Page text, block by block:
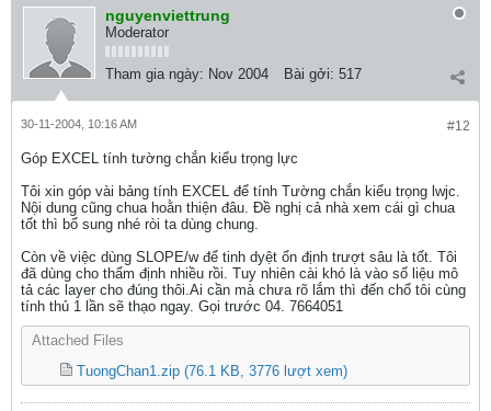
nguyenviettrung
Moderator
Tham gia ngày: Nov 2004 Bài gởi: 517
#12
30-11-2004, 10:16 AM
Góp EXCEL tính tường chắn kiểu trọng lực
Tôi xin góp vài bảng tính EXCEL để tính Tường chắn kiểu trọng lwjc.
Nội dung cũng chua hoằn thiện đâu. Đề nghị cả nhà xem cái gì chua
tốt thì bổ sung nhé ròi ta dùng chung.
Còn về việc dùng SLOPE/w để tinh dyệt ổn định trượt sâu là tốt. Tôi
đã dùng cho thẩm định nhiều rồi. Tuy nhiên cài khó là vào số liệu mô
tả các layer cho đúng thôi.Ai cần mà chưa rõ lắm thì đến chổ tôi cùng
tính thủ 1 lần sẽ thạo ngay. Gọi trước 04. 7664051
Attached Files
TuongChan1.zip (76.1 KB, 3776 lượt xem)